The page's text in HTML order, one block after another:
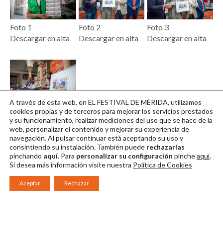
Foto 1
Descargar en alta
Foto 2
Descargar en alta
Foto 3
Descargar en alta
Foto 4
Descargar en alta
A través de esta web, en EL FESTIVAL DE MÉRIDA, utilizamos
cookies propias y de terceros para mejorar los servicios prestados
y su funcionamiento, realizar mediciones del uso que se hace de la
web, personalizar el contenido y mejorar su experiencia de
navegación. Al pulsar continuarestá aceptando su uso y
consintiendo su instalación. También puede rechazarlas
pinchando aquí. Para personalizar su configuración pincheaquí.
Si desea más información visite nuestra Política de Cookies
Aceptar Rechazar